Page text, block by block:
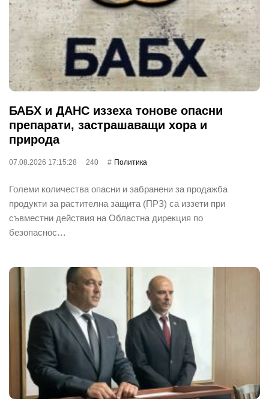
БАБХ и ДАНС иззеха тонове опасни
препарати, застрашаващи хора и
природа
07.08.2026 17:15:28 240 Политика
Големи количества опасни и забранени за продажба
продукти за растителна защита (ПРЗ) са иззети при
съвместни действия на Областна дирекция по
безопаснос…